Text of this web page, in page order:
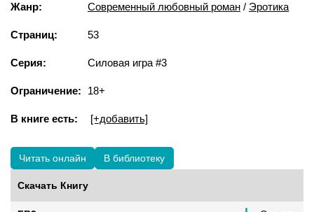
Жанр: Современный любовный роман / Эротика
Страниц: 53
Серия: Силовая игра #3
Ограничение: 18+
В книге есть: [+добавить]
Читать онлайн В библиотеку
Скачать Книгу